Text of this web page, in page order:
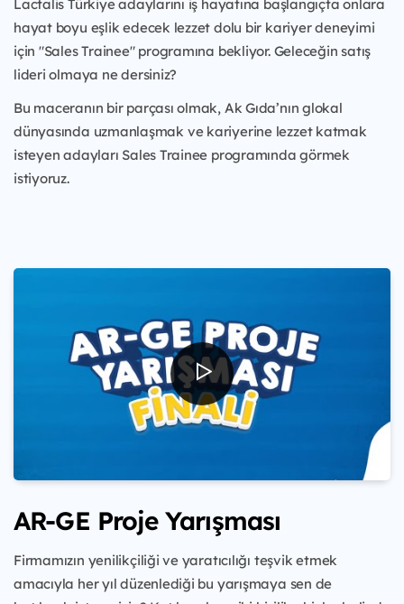
Lactalis Türkiye adaylarını iş hayatına başlangıçta onlara
hayat boyu eşlik edecek lezzet dolu bir kariyer deneyimi
için "Sales Trainee" programına bekliyor. Geleceğin satış
lideri olmaya ne dersiniz?
Bu maceranın bir parçası olmak, Ak Gıda’nın glokal
dünyasında uzmanlaşmak ve kariyerine lezzet katmak
isteyen adayları Sales Trainee programında görmek
istiyoruz.
AR-GE Proje Yarışması
Firmamızın yenilikçiliği ve yaratıcılığı teşvik etmek
amacıyla her yıl düzenlediği bu yarışmaya sen de